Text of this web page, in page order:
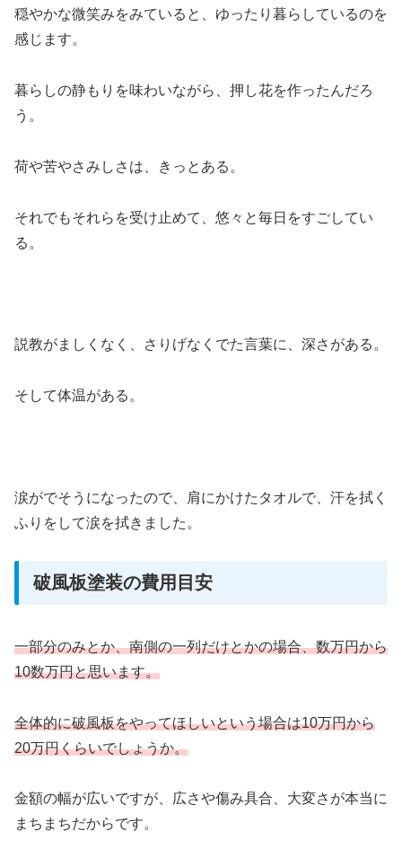
穏やかな微笑みをみていると、ゆったり暮らしているのを
感じます。
暮らしの静もりを味わいながら、押し花を作ったんだろ
う。
荷や苦やさみしさは、きっとある。
それでもそれらを受け止めて、悠々と毎日をすごしてい
る。
説教がましくなく、さりげなくでた言葉に、深さがある。
そして体温がある。
涙がでそうになったので、肩にかけたタオルで、汗を拭く
ふりをして涙を拭きました。
破風板塗装の費用目安
一部分のみとか、南側の一列だけとかの場合、数万円から
10数万円と思います。
全体的に破風板をやってほしいという場合は10万円から
20万円くらいでしょうか。
金額の幅が広いですが、広さや傷み具合、大変さが本当に
まちまちだからです。